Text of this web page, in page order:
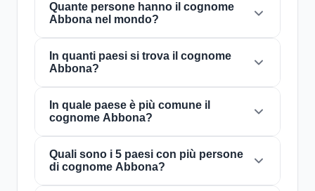
Quante persone hanno il cognome
Abbona nel mondo?
Attualmente ci sono circa537 personecon il
cognomeAbbona
significa che circa 1 persona su14,897,579nel
mondo porta questo cognome. È presente in
12 paesi, il che riflette la sua distribuzione
globale.
In quanti paesi si trova il cognome
Abbona?
Il cognomeAbbonaè presente in12 paesi
tutto il mondo. Questo lo classifica come un
cognome con portatalocale. La sua presenza
in più paesi indica schemi storici di migrazione
e dispersione familiare nel corso dei secoli.
In quale paese è più comune il
cognome Abbona?
Il cognomeAbbonaè più comune in
Argentina, dove circa228 persone
portano. Questo rappresenta il42.5%del
Quali sono i 5 paesi con più persone
di cognome Abbona?